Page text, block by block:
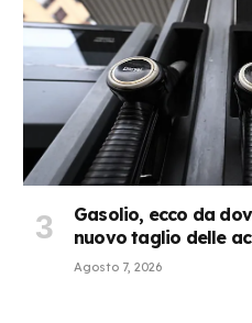
Gasolio, ecco da
nuovo taglio delle
Agosto 7, 2026